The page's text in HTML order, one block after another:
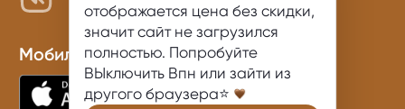
Мобильное приложение
отображается цена без скидки,
значит сайт не загрузился
полностью. Попробуйте
ВЫключить Впн или зайти из
другого браузера⭐